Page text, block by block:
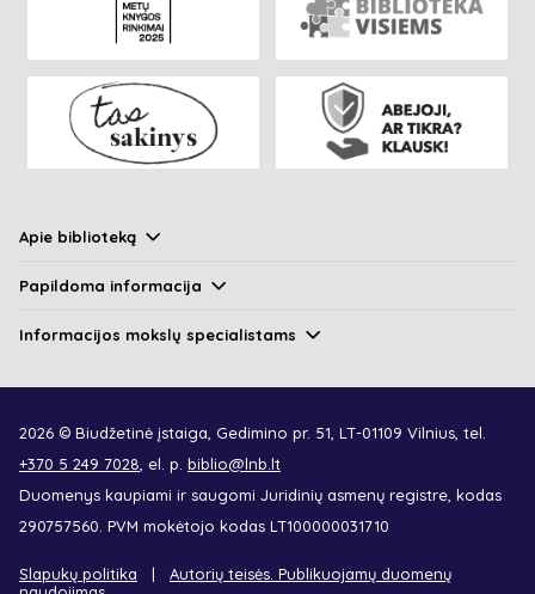
Apie biblioteką
Papildoma informacija
Informacijos mokslų specialistams
2026 © Biudžetinė įstaiga, Gedimino pr. 51, LT-01109 Vilnius, tel.
+370 5 249 7028, el. p. biblio@lnb.lt
Duomenys kaupiami ir saugomi Juridinių asmenų registre, kodas
290757560. PVM mokėtojo kodas LT100000031710
Slapukų politika
Autorių teisės. Publikuojamų duomenų